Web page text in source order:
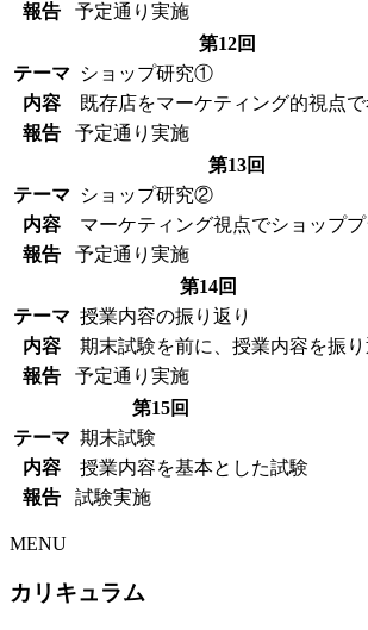
報告
予定通り実施
第12回
テーマ
ショップ研究①
内容
既存店をマーケティング的視点
報告
予定通り実施
第13回
テーマ
ショップ研究②
内容
マーケティング視点でショッププ
報告
予定通り実施
第14回
テーマ 授業内容の振り返り
内容
期末試験を前に、授業内容を振り
報告
予定通り実施
第15回
テーマ 期末試験
内容
授業内容を基本とした試験
報告
試験実施
MENU
カリキュラム